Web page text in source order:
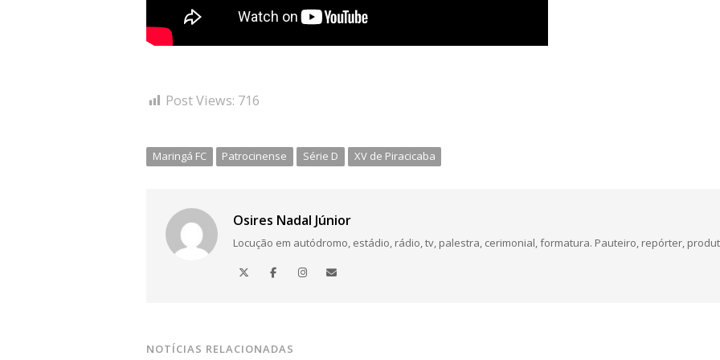
Post Views: 716
Maringá FC Patrocinense Série D XV de Piracicaba
Osires Nadal Júnior
Locução em autódromo, estádio, rádio, tv, palestra, cerimonial, formatura. Pauteiro, repórter,
NOTÍCIAS RELACIONADAS